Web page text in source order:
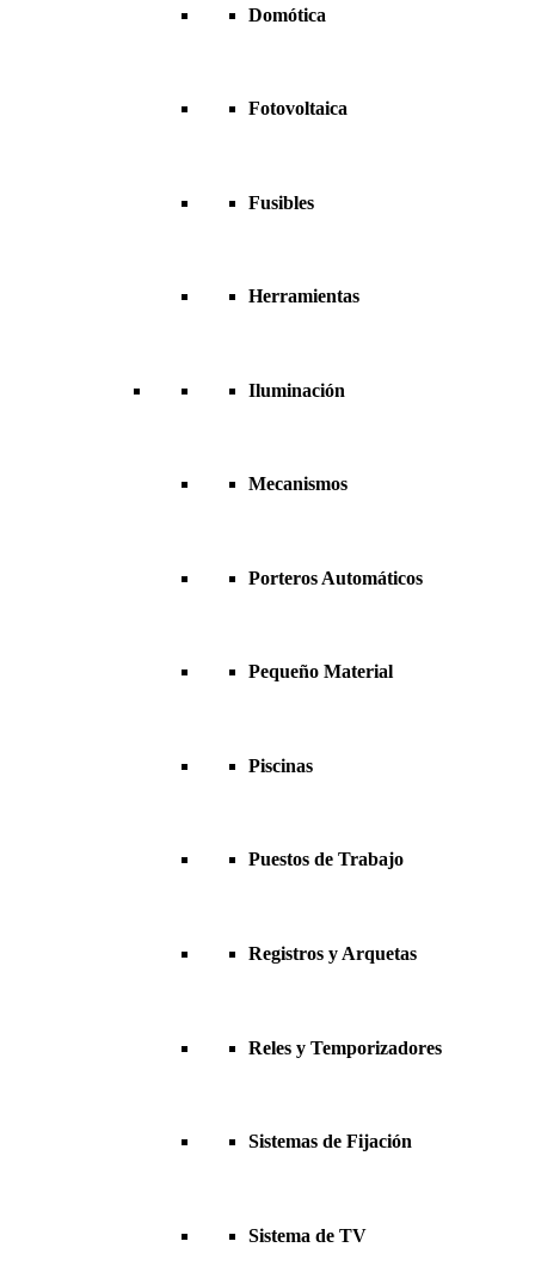
Domótica
Fotovoltaica
Fusibles
Herramientas
Iluminación
Mecanismos
Porteros Automáticos
Pequeño Material
Piscinas
Puestos de Trabajo
Registros y Arquetas
Reles y Temporizadores
Sistemas de Fijación
Sistema de TV